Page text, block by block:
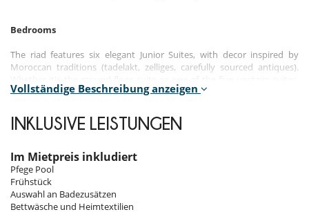
Bedrooms
The riad features six elegant Junior Suites, with decor inspired by
Moroccan traditions (tadelakt, zelliges, carefully sourced antiques).
each room offers a hushed, restful ambience.
Room 1
Room, Ground level. This bedroom has 1 double bed 180 cm.
This bedroom includes also air conditioning, living area, safe, dressing
room.
Room 2
Room, 1st floor. This bedroom has 1 double bed 180 cm. Bathroom
Vollständige Beschreibung anzeigen
INKLUSIVE LEISTUNGEN
Im Mietpreis inkludiert
Pfege Pool
Frühstück
Auswahl an Badezusätzen
Bettwäsche und Heimtextilien